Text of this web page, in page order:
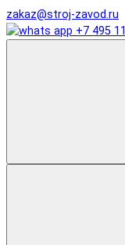
zakaz@stroj-zavod.ru
+7 495